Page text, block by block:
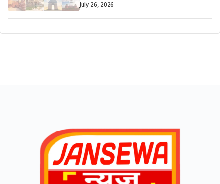
July 26, 2026